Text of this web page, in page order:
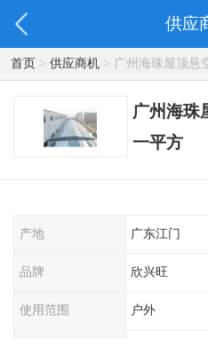
供应
首页> 供应商机> 广州海珠屋顶悬
广州海珠
一平方
产地 广东江门
品牌 欣兴旺
使用范围 户外